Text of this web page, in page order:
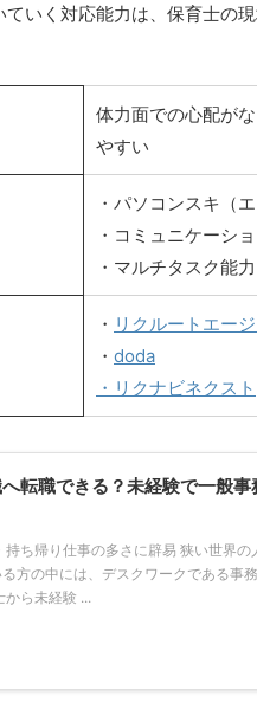
いく対応能力は、保育士の
体力面での心配が
やすい
・パソコンスキ（
・コミュニケーシ
・マルチタスク能力
・ リクルートエー
・ doda
・リクナビネクスト
転職できる？未経験で一般
持ち帰り仕事の多さに辟易 狭い世界
方の中には、デスクワークである事
から未経験 ...